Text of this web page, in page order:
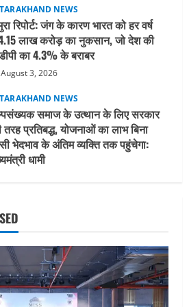
NEWS
रिपोर्ट: जंग के कारण भारत को हर वर्ष
लाख करोड़ का नुकसान, जो देश की
का 4.3% के बराबर
August 3, 2026
NEWS
समाज के उत्थान के लिए सरकार
तरह प्रतिबद्ध, योजनाओं का लाभ बिना
भेदभाव के अंतिम व्यक्ति तक पहुंचेगा:
धामी
आइज़’ एवं ‘मिस ब्यूटीफुल हेयर’ का
August 5, 2026
NEWS
वर्ल्ड पीस यूनिवर्सिटी और जर्मनी के